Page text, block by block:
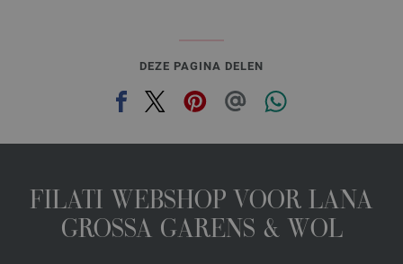
DEZE PAGINA DELEN
FILATI WEBSHOP VOOR LANA
GROSSA GARENS & WOL